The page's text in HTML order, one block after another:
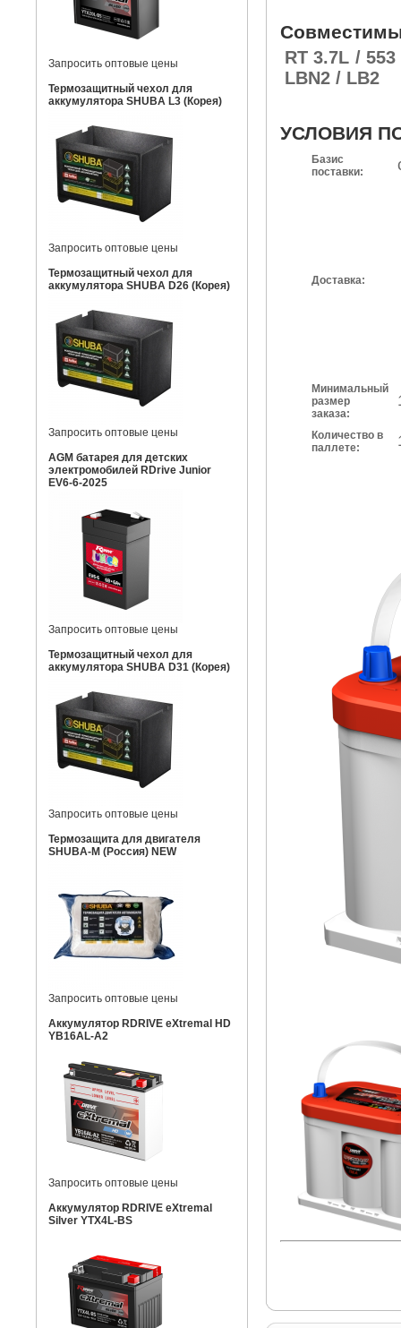
Запросить оптовые цены
Термозащитный чехол для
аккумулятора SHUBA L3 (Корея)
Запросить оптовые цены
Термозащитный чехол для
аккумулятора SHUBA D26 (Корея)
Запросить оптовые цены
AGM батарея для детских
электромобилей RDrive Junior
EV6-6-2025
Запросить оптовые цены
Термозащитный чехол для
аккумулятора SHUBA D31 (Корея)
Запросить оптовые цены
Термозащита для двигателя
SHUBA-M (Россия) NEW
Запросить оптовые цены
Аккумулятор RDRIVE eXtremal HD
YB16AL-A2
Запросить оптовые цены
Аккумулятор RDRIVE eXtremal
Silver YTX4L-BS
RT 3.7L /
LBN2 / LB2
УСЛОВИЯ
Базис
поставки:
Доставка:
Минимальный
размер
заказа:
Количество в
паллете: